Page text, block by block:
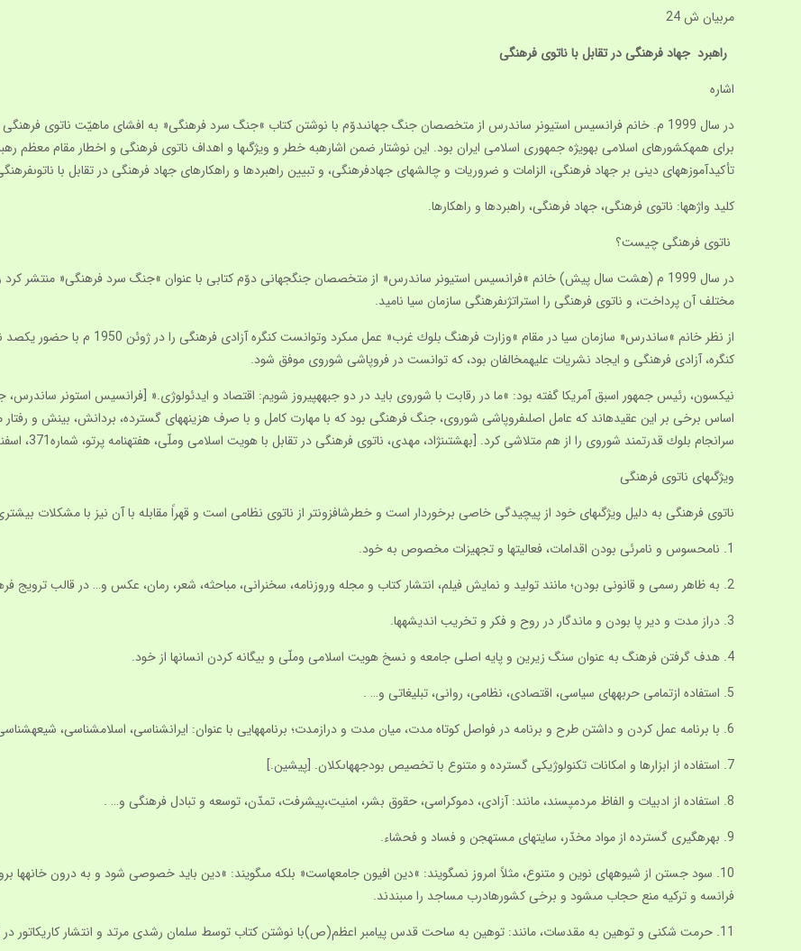
مربیان ش 24
راهبرد جهاد فرهنگى در تقابل با ناتوى فرهنگى
اشاره
در سال 1999 م. خانم فرانسيس استيونر ساندرس از متخصصان جنگ جهانى‏دوّم با نوشتن كتاب »جنگ سرد فرهنگى« به افشاى ماهيّت ناتوى
براى همه‏كشورهاى اسلامى به‏ويژه جمهورى اسلامى ايران بود. اين نوشتار ضمن اشاره‏به خطر و ويژگى‏ها و اهداف ناتوى فرهنگى و اخطار مقام
تأكيدآموزه‏هاى دينى بر جهاد فرهنگى، الزامات و ضروريات و چالش‏هاى جهادفرهنگى، و تبيين راهبردها و راهكارهاى جهاد فرهنگى در تقابل با
كليد واژه‏ها: ناتوى فرهنگى، جهاد فرهنگى، راهبردها و راهكارها.
ناتوی فرهنگی چیست؟
در سال 1999 م (هشت سال پيش) خانم »فرانسيس استيونر ساندرس« از متخصصان جنگ‏جهانى دوّم كتابى با عنوان »جنگ سرد فرهنگى« منتشر
مختلف آن پرداخت، و ناتوى فرهنگى را استراتژى‏فرهنگى سازمان سيا ناميد.
از نظر خانم »ساندرس« سازمان سيا در
كنگره، آزادى فرهنگى و ايجاد نشريات عليه‏مخالفان بود، كه توانست در فروپاشى شوروى موفق شود.
اساس برخى بر اين عقيده‏اند كه عامل اصلى‏فروپاشى شوروى، جنگ فرهنگى بود كه با مهارت كامل و با صرف هزينه‏هاى گسترده، بردانش، بينش و رفتار
سرانجام بلوك قدرتمند شوروى را از هم متلاشى كرد. [بهشتى‏نژاد، مهدى، ناتوى فرهنگى در تقابل با هويت اسلامى وملّى، هفته‏نامه پرتو، شماره371، اسفند 85، ص4.]
ويژگى‏هاى ناتوى فرهنگى
ناتوى فرهنگى به دليل ويژگى‏هاى خود از پيچيدگى خاصى برخوردار است و خطرش‏افزون‏تر از ناتوى نظامى است و قهراً مقابله با آن نيز با مشكلات بيشترى
1. نامحسوس و نامرئى بودن اقدامات، فعاليت‏ها و تجهيزات مخصوص به خود.
2. به ظاهر رسمى و قانونى بودن؛ مانند توليد و نمايش فيلم، انتشار كتاب و مجله وروزنامه، سخنرانى، مباحثه، شعر، رمان، عكس و… در قالب ترويج فرهنگ و هنر و تبادل‏انديشه و تضارب آراء.
3. دراز مدت و دير پا بودن و ماندگار در روح و فكر و تخريب انديشه‏ها.
4. هدف گرفتن فرهنگ به عنوان سنگ زيرين و پايه اصلى جامعه و نسخ هويت اسلامى وملّى و بيگانه كردن انسانها از خود.
5. استفاده ازتمامى حربه‏هاى سياسى، اقتصادى، نظامى، روانى، تبليغاتى و… .
6. با برنامه عمل كردن و داشتن طرح و برنامه در فواصل كوتاه مدت، ميان مدت و درازمدت؛ برنامه‏هايى با عنوان: ايران‏شناسى، اسلام‏شناسى، شيعه‏شناسى، عاشوراشناسى وفرهنگ انتظار.
7. استفاده از ابزارها و امكانات تكنولوژيكى گسترده و متنوع با تخصيص بودجه‏هاى‏كلان. [پيشين.]
8. استفاده از ادبيات و الفاظ مردم‏پسند، مانند: آزادى، دموكراسى، حقوق بشر، امنيت،پيشرفت، تمدّن، توسعه و تبادل فرهنگى و… .
9. بهره‏گيرى گسترده از مواد مخدّر، سايت‏هاى مستهجن و فساد و فحشاء.
10. سود جستن از شيوه‏هاى نوين و متنوع، مثلاً امروز نمى‏گويند: »دين افيون جامعه‏است« بلكه مى‏گويند: »دين بايد خصوصى شود و به درون
فرانسه و تركيه منع حجاب مى‏شود و برخى كشورهادرب مساجد را مى‏بندند.
11. حرمت شكنى و توهين به مقدسات، مانند: توهين به ساحت قدس پيامبر اعظم(ص)با نوشتن كتاب توسط سلمان رشدى مرتد و انتشار كاريكاتور در كشور دانمارك، و توهين به‏قرآن و… .